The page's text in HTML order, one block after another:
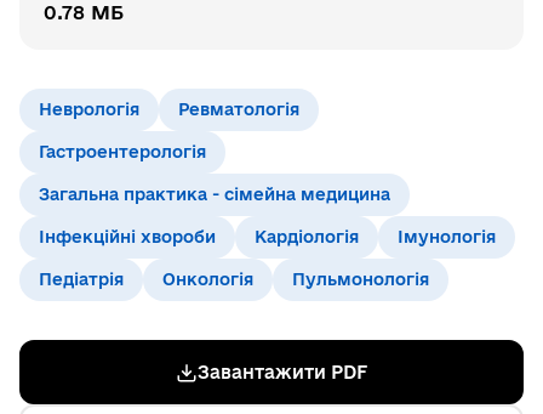
0.78 МБ
Неврологія Ревматологія
Гастроентерологія
Загальна практика - сімейна медицина
Інфекційні хвороби Кардіологія Імунологія
Педіатрія Онкологія Пульмонологія
Завантажити PDF